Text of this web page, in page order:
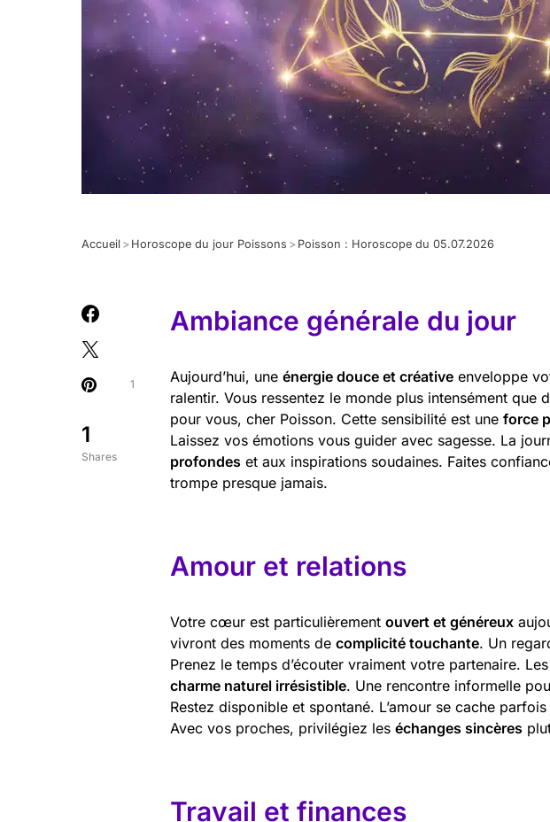
Accueil > Horoscope du jour Poissons > Poisson : Horoscope du 05.07.2026
1
Shares
1
Ambiance générale du jour
Aujourd’hui, une énergie douce et créative enveloppe
ralentir. Vous ressentez le monde plus intensément que
pour vous, cher Poisson. Cette sensibilité est une force
Laissez vos émotions vous guider avec sagesse. La
profondes et aux inspirations soudaines. Faites
trompe presque jamais.
Amour et relations
Votre cœur est particulièrement ouvert et généreux
vivront des moments de complicité touchante. Un
Prenez le temps d’écouter vraiment votre partenaire.
charme naturel irrésistible. Une rencontre informelle
Restez disponible et spontané. L’amour se cache
Avec vos proches, privilégiez les échanges sincères
Travail et finances